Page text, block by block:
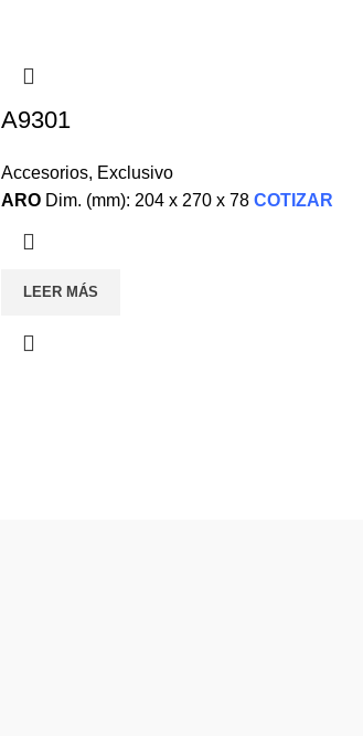
A9301
Accesorios, Exclusivo
ARO Dim. (mm): 204 x 270 x 78 COTIZAR
LEER MÁS